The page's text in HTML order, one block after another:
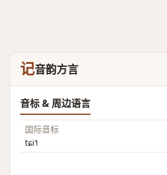
记音韵方言
音标 & 周边语言
国际音标
tɕi˥˧